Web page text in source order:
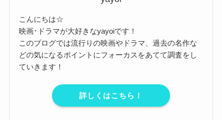
こんにちは☆
映画･ドラマが大好きなyayoiです！
このブログでは流行りの映画やドラマ、過去の名作な
どの気になるポイントにフォーカスをあてて調査をし
ていきます！
詳しくはこちら！